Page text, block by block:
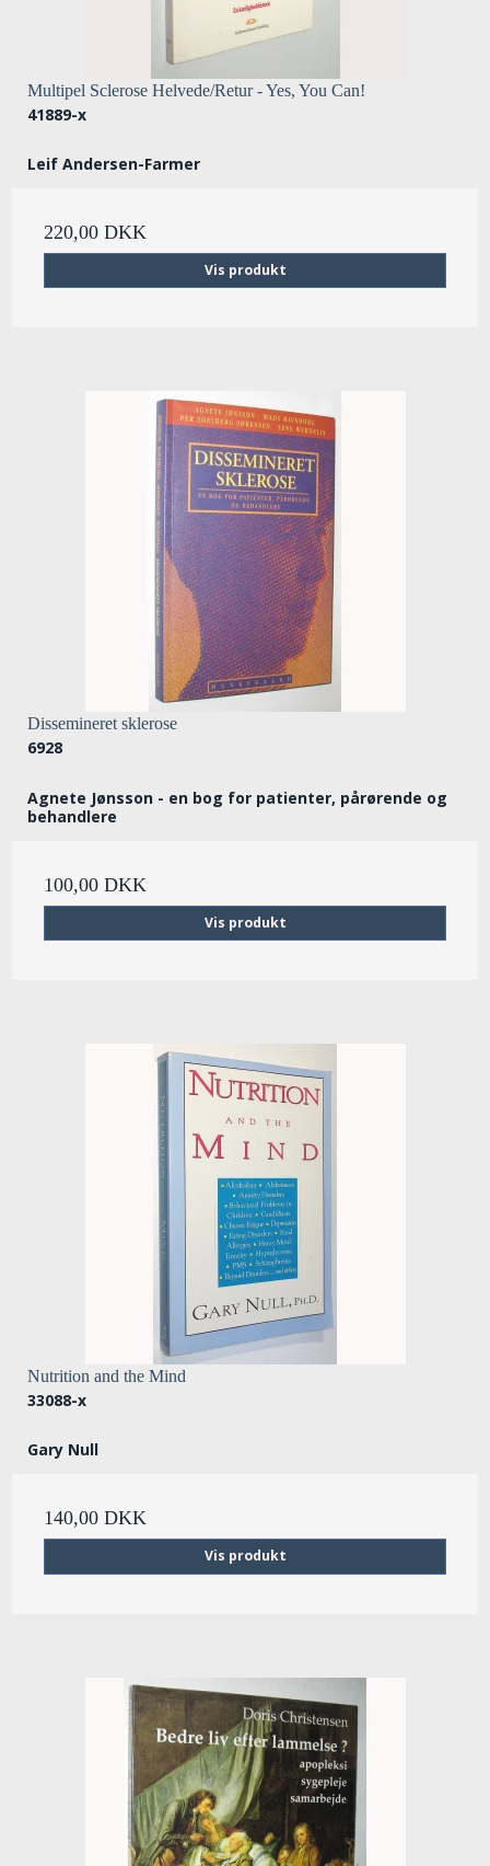
Multipel Sclerose Helvede/Retur - Yes, You Can!
41889-x
Leif Andersen-Farmer
220,00 DKK
Vis produkt
Dissemineret sklerose
6928
Agnete Jønsson - en bog for patienter, pårørende og
behandlere
100,00 DKK
Vis produkt
Nutrition and the Mind
33088-x
Gary Null
140,00 DKK
Vis produkt